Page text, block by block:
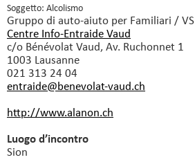
Soggetto: Alcolismo
Gruppo di auto-aiuto per Familiari / VS
Centre Info-Entraide Vaud
c/o Bénévolat Vaud, Av. Ruchonnet 1
1003 Lausanne
021 313 24 04
entraide@benevolat-vaud.ch
http://www.alanon.ch
Luogo d’incontro
Sion